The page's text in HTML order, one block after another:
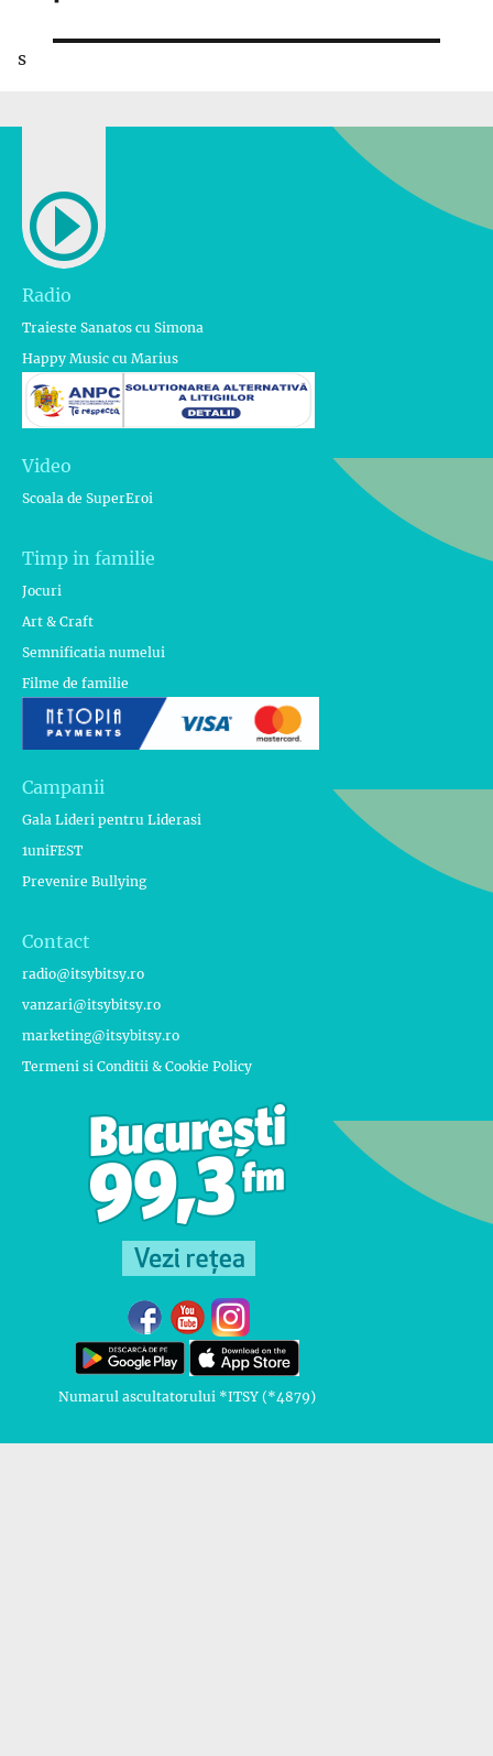
s
Radio
Traieste Sanatos cu Simona
Happy Music cu Marius
Video
Scoala de SuperEroi
Timp in familie
Jocuri
Art & Craft
Semnificatia numelui
Filme de familie
Campanii
Gala Lideri pentru Liderasi
1uniFEST
Prevenire Bullying
Contact
radio@itsybitsy.ro
vanzari@itsybitsy.ro
marketing@itsybitsy.ro
Termeni si Conditii & Cookie Policy
Numarul ascultatorului *ITSY (*4879)